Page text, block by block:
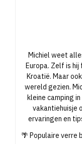
Michiel weet
Europa. Zelf is
Kroatië. Maar
wereld gezien.
kleine camping
vakantiehuisje
ervaringen en
🌴 Populaire verre